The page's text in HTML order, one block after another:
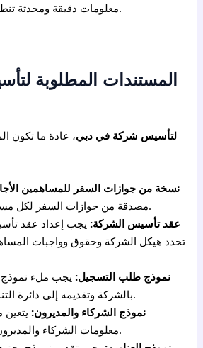
معلومات دقيقة ومحدثة تنطبق على حالتك الفردية.
المستندات المطلوبة
لتأسيس شركة في دبي، عادة ما تكون
نسخة من جوازات السفر للمساهمين
مصدقة من جوازات السفر لكل مساهم أجنبي في الشركة.
عقد تأسيس الشركة: يجب إعداد عقد
تحدد هيكل الشركة وحقوق وواجبات
نموذج طلب التسجيل: يجب ملء
بالشركة وتقديمه إلى دائرة التنمية الاقتصادية في دبي.
نموذج الشركاء والمديرون:
معلومات الشركاء والمديرون الذين يمثلون الشركة.